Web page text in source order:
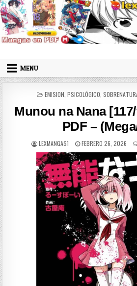
Skip to content
LexMangas
MENU
POSTED IN
EMISION PSICOLÓGICO
Munou na Nana
PDF –
AUTHOR:
LEXMANGAS1 PUBLISHED DATE:
FEBRERO 26, 2026